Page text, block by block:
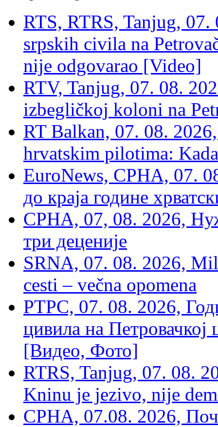
RTS, RTRS, Tanjug,
srpskih civila na
nije odgovarao [Video]
RTV, Tanjug, 07. 08.
izbegličkoj koloni na
RT Balkan, 07. 08.
hrvatskim pilotima:
EuroNews, СРНА, 07.
до краја године
СРНА, 07, 08. 2026,
три деценије
SRNA, 07. 08. 2026,
cesti – večna opomena
РТРС, 07. 08. 2026,
цивила на Петровачкој
[Видео, Фото]
RTRS, Tanjug, 07. 08.
Kninu je jezivo, nije
СРНА, 07.08. 2026,